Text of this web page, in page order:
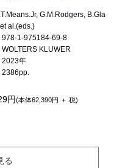
G.M.Rodgers, B.Gla
al.(eds.)
978-1-975184-69-8
WOLTERS KLUWER
2023年
2386pp.
円(本体62,390円 ＋ 税)
る